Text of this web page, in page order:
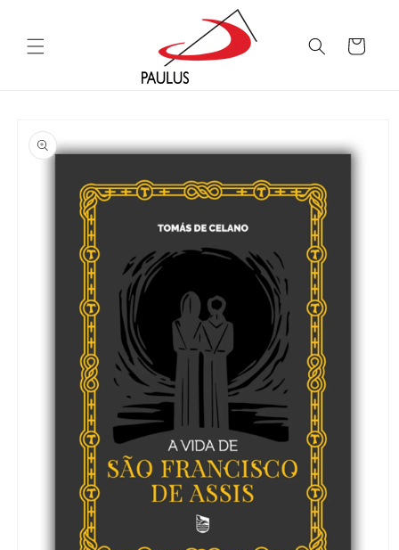
conteúdo
Carrinho
informação
do produto